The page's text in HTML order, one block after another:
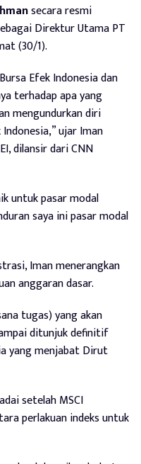
secara resmi
Direktur Utama PT
(30/1).
Efek Indonesia dan
terhadap apa yang
mengundurkan diri
ujar Iman
dilansir dari CNN
untuk pasar modal
saya ini pasar modal
Iman menerangkan
anggaran dasar.
tugas) yang akan
ditunjuk definitif
yang menjabat Dirut
setelah MSCI
perlakuan indeks untuk